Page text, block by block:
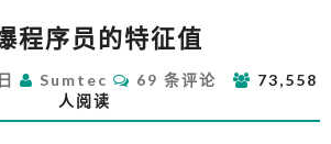
爆
序
员
程序员的特征值
Sumtec
评
论
69 条评论
73,558
人阅读